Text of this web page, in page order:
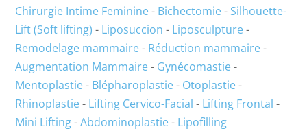
Chirurgie Intime Feminine- Bichectomie- Silhouette-
Lift (Soft lifting) - Liposuccion - Liposculpture-
Remodelage mammaire- Réduction mammaire-
Augmentation Mammaire- Gynécomastie-
Mentoplastie- Blépharoplastie- Otoplastie-
Rhinoplastie- Lifting Cervico-Facial - Lifting Frontal -
Mini Lifting-Abdominoplastie- Lipofilling